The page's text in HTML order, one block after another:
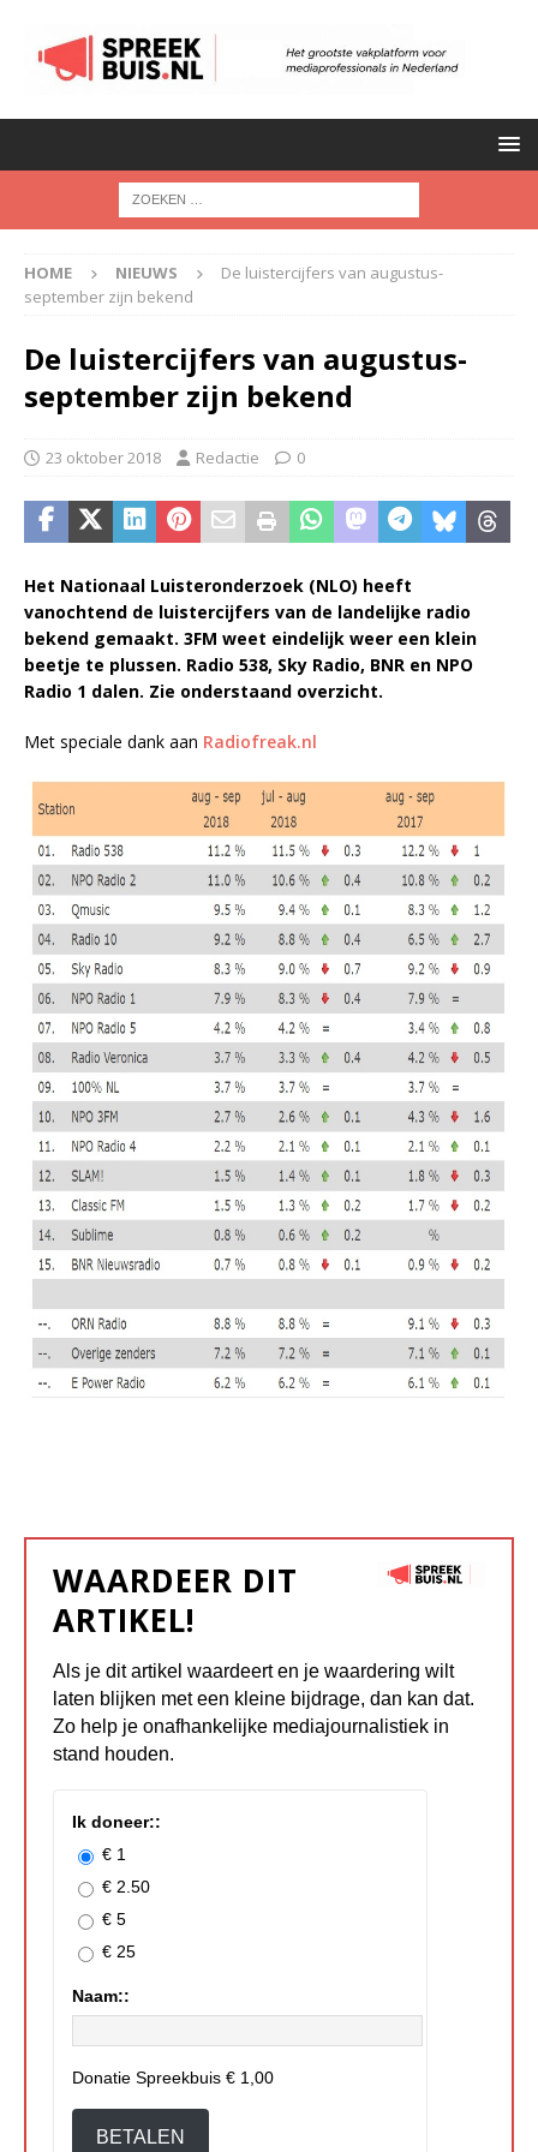
HOME NIEUWS
De luistercijfers van augustus-
september zijn bekend
De luistercijfers van augustus-
september zijn bekend
23 oktober 2018 Redactie 0
Het Nationaal Luisteronderzoek (NLO) heeft
vanochtend de luistercijfers van de landelijke radio
bekend gemaakt. 3FM weet eindelijk weer een klein
beetje te plussen. Radio 538, Sky Radio, BNR en NPO
Radio 1 dalen. Zie onderstaand overzicht.
Met speciale dank aan Radiofreak.nl
WAARDEER DIT
ARTIKEL!
Als je dit artikel waardeert en je waardering wilt
laten blijken met een kleine bijdrage, dan kan dat.
Zo help je onafhankelijke mediajournalistiek in
stand houden.
Ik doneer::
€ 1
€ 2.50
€ 5
€ 25
Naam::
Donatie Spreekbuis € 1,00
BETALEN